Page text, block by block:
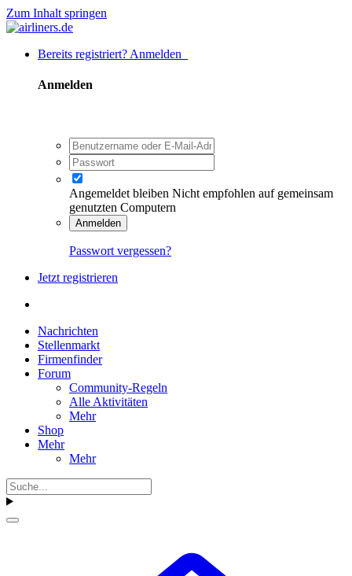
Zum Inhalt springen
Bereits registriert? Anmelden
Anmelden
Angemeldet bleiben Nicht empfohlen auf gemeinsam
genutzten Computern
Anmelden
Passwort vergessen?
Jetzt registrieren
Nachrichten
Stellenmarkt
Firmenfinder
Forum
Community-Regeln
Alle Aktivitäten
Mehr
Shop
Mehr
Mehr